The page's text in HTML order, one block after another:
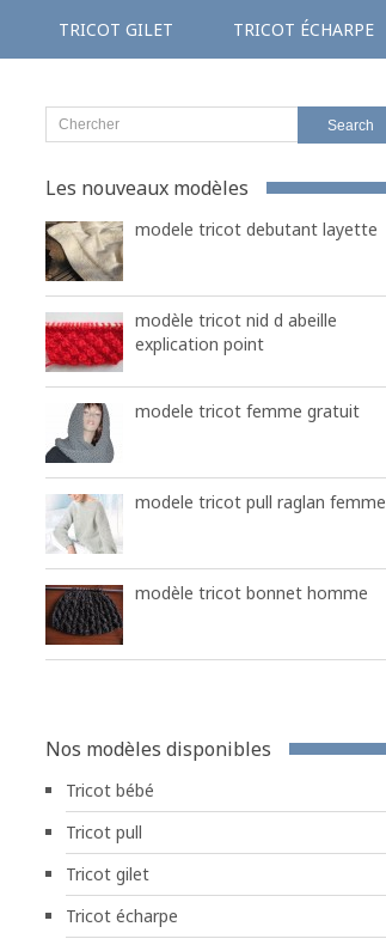
TRICOT GILET TRICOT ÉCHARPE
Les nouveaux modèles
modele tricot debutant layette
modèle tricot nid d abeille
explication point
modele tricot femme gratuit
modele tricot pull raglan femme
modèle tricot bonnet homme
Nos modèles disponibles
Tricot bébé
Tricot pull
Tricot gilet
Tricot écharpe